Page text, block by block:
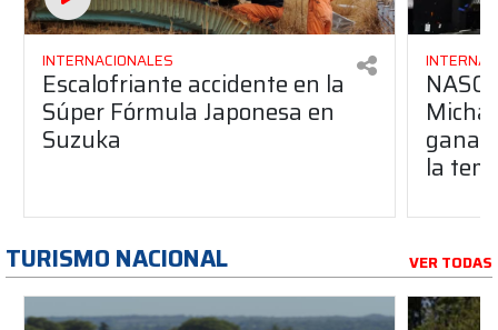
INTERNACIONALES
Escalofriante accidente en la
Súper Fórmula Japonesa en
Suzuka ganar
la
TURISMO NACIONAL VER TODAS